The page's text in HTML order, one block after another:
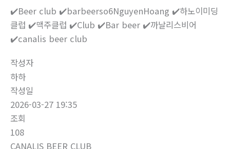
✔️Beer club ✔️barbeerso6NguyenHoang ✔️하노이미딩
클럽 ✔️맥주클럽 ✔️Club ✔️Bar beer ✔️까날리스비어
✔️canalis beer club
작성자
하하
작성일
2026-03-27 19:35
조회
108
CANALIS BEER CLUB